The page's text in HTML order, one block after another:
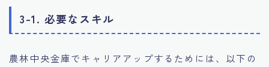
3-1. 必要なスキル
農林中央金庫でキャリアアップするためには、以下の